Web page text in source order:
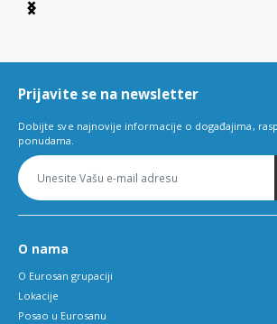
Item
6
Prijavite se na newsletter
Dobijte sve najnovije informacije o događajima,
ponudama.
O nama
O Eurosan grupaciji
Lokacije
Posao u Eurosanu